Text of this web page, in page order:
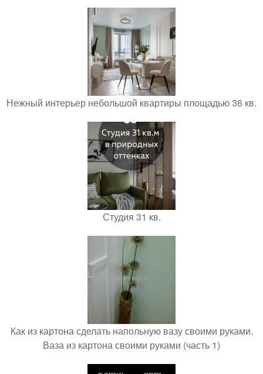
Нежный интерьер небольшой квартиры площадью 36 кв.
Студия 31 кв.
Как из картона сделать напольную вазу своими руками.
Ваза из картона своими руками (часть 1)